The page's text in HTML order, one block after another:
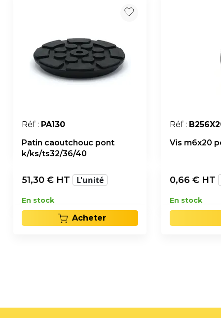
Réf : PA130
Patin caoutchouc pont
k/ks/ts32/36/40
51,30 € HT L'unité
En stock
Acheter
Réf :
Vis m6x20
0,66 € HT
En stock